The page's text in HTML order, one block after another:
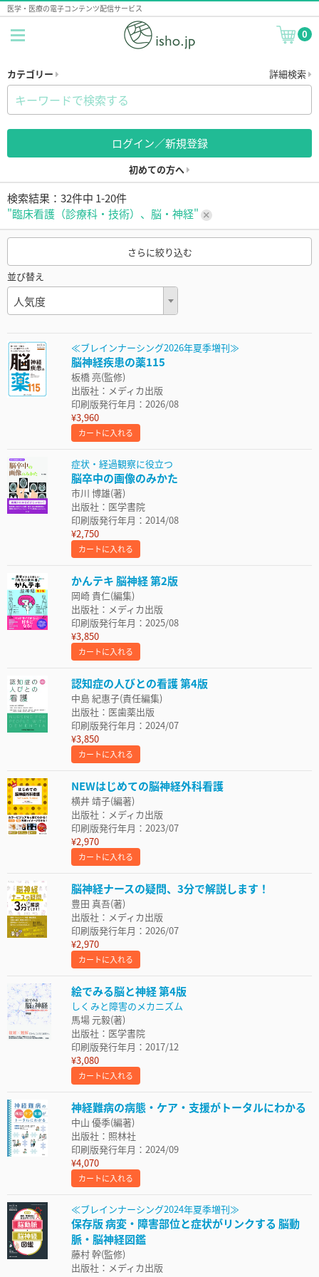
医学・医療の電子コンテンツ配信サービス
0
カテゴリー 詳細検索
ログイン／新規登録
初めての方へ
検索結果：32件中 1-20件
"臨床看護（診療科・技術）、脳・神経"
さらに絞り込む
並び替え
人気度
≪ブレインナーシング2026年夏季増刊≫
脳神経疾患の薬115
板橋 亮(監修)
出版社：メディカ出版
印刷版発行年月：2026/08
¥3,960
カートに入れる
症状・経過観察に役立つ
脳卒中の画像のみかた
市川 博雄(著)
出版社：医学書院
印刷版発行年月：2014/08
¥2,750
カートに入れる
かんテキ 脳神経 第2版
岡崎 貴仁(編集)
出版社：メディカ出版
印刷版発行年月：2025/08
¥3,850
カートに入れる
認知症の人びとの看護 第4版
中島 紀惠子(責任編集)
出版社：医歯薬出版
印刷版発行年月：2024/07
¥3,850
カートに入れる
NEWはじめての脳神経外科看護
横井 靖子(編著)
出版社：メディカ出版
印刷版発行年月：2023/07
¥2,970
カートに入れる
脳神経ナースの疑問、3分で解説します！
豊田 真吾(著)
出版社：メディカ出版
印刷版発行年月：2026/07
¥2,970
カートに入れる
絵でみる脳と神経 第4版
しくみと障害のメカニズム
馬場 元毅(著)
出版社：医学書院
印刷版発行年月：2017/12
¥3,080
カートに入れる
神経難病の病態・ケア・支援がトータルにわかる
中山 優季(編著)
出版社：照林社
印刷版発行年月：2024/09
¥4,070
カートに入れる
≪ブレインナーシング2024年夏季増刊≫
保存版 病変・障害部位と症状がリンクする 脳動
脈・脳神経図鑑
藤村 幹(監修)
出版社：メディカ出版